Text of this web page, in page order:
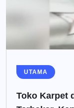
UTAMA
Toko Karpet